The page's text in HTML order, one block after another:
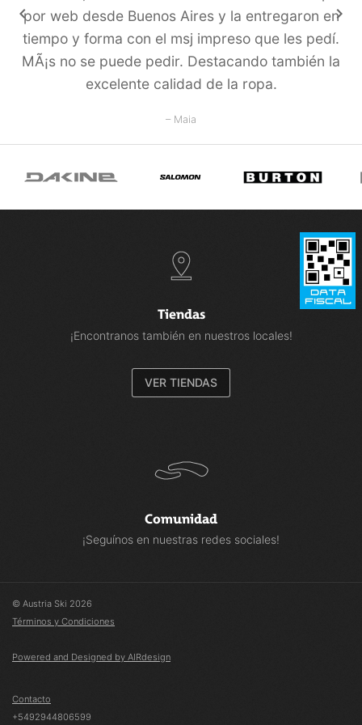
por web desde Buenos Aires y la entregaron en
tiempo y forma con el msj impreso que les pedí­.
MÃ¡s no se puede pedir. Destacando también la
excelente calidad de la ropa.
– Maia
keyboard_arrow_left keyboard_arrow_right
Tiendas
¡Encontranos también en nuestros locales!
VER TIENDAS
Comunidad
¡Seguínos en nuestras redes sociales!
© Austria Ski 2026
Términos y Condiciones
Powered and Designed by AIRdesign
Contacto
+5492944806599